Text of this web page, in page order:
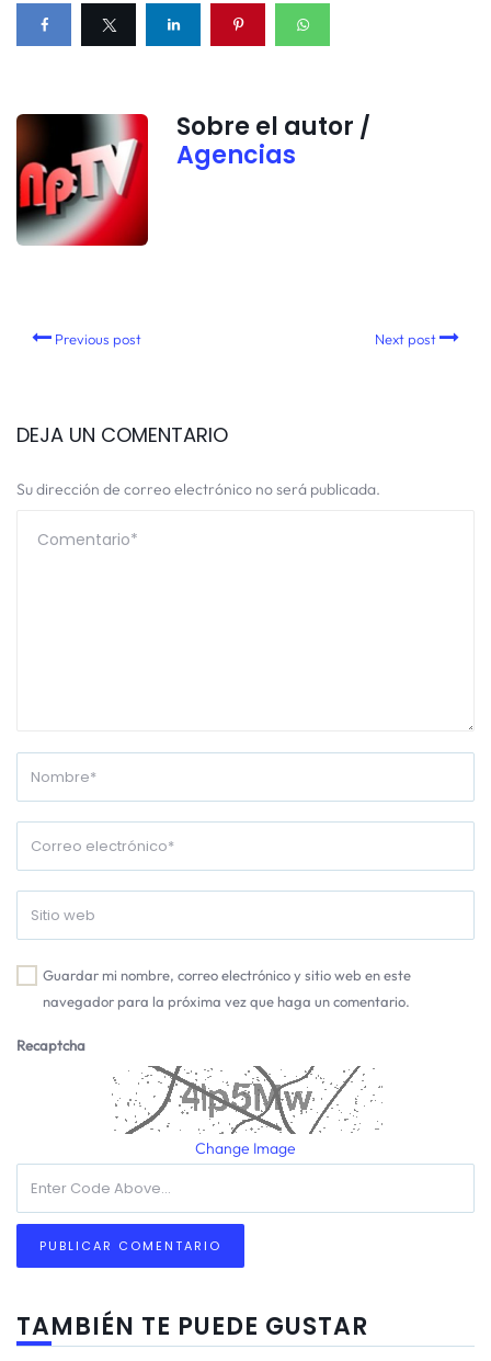
Sobre el autor /
Agencias
Previous post Next post
DEJA UN COMENTARIO
Su dirección de correo electrónico no será publicada.
Guardar mi nombre, correo electrónico y sitio web en este
navegador para la próxima vez que haga un comentario.
Recaptcha
Change Image
TAMBIÉN TE PUEDE GUSTAR